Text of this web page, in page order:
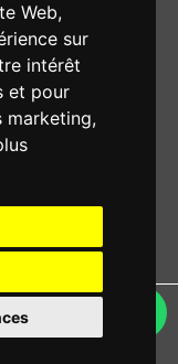
Web,
sur
intérêt
et pour
marketing,
Merate (LC) - P. Iva